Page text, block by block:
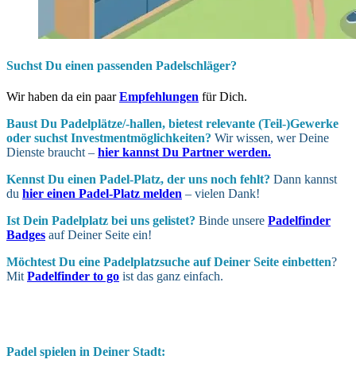
Suchst Du einen passenden Padelschläger?
Wir haben da ein paarEmpfehlungen für Dich.
Baust Du Padel­plätze/-hallen, bietest relevante (Teil-)Gewerke
oder suchst In­vest­ment­möglich­keiten? Wir wissen, wer Deine
Dienste braucht – hier kannst Du Partner werden.
Kennst Du einen Padel-Platz, der uns noch fehlt? Dann kannst
du hier einen Padel-Platz melden – vielen Dank!
Ist Dein Padel­platz bei uns gelistet? Binde unsere Padelfinder
Badges auf Deiner Seite ein!
Möchtest Du eine Padel­platz­suche auf Deiner Seite ein­betten?
Mit Padelfinder to go ist das ganz einfach.
Padel spielen in Deiner Stadt: